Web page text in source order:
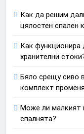
Как да решим
цялостен спален
Как функционира
хранителни
Бяло срещу сиво
комплект
Може ли малкият
спалнята?